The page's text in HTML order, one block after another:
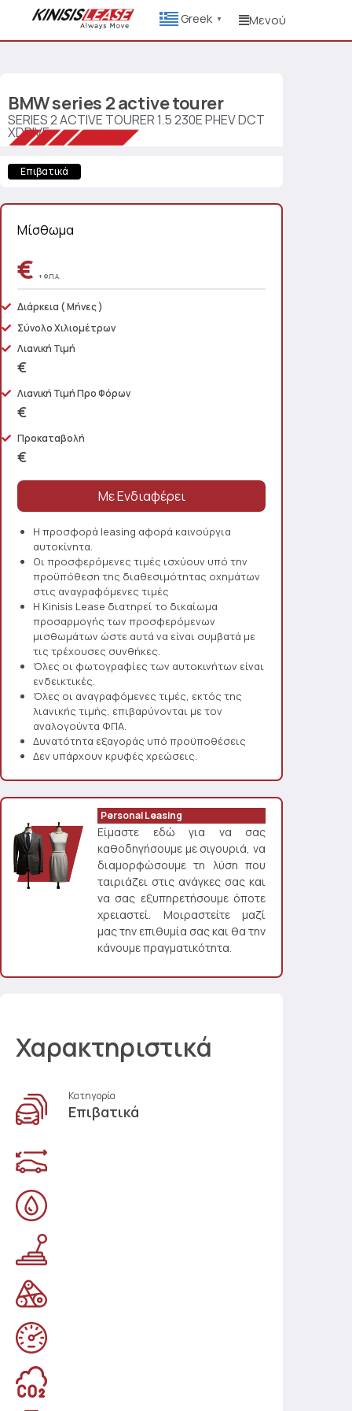
Greek ▼ Μενού
BMWseries 2 active tourer
SERIES 2 ACTIVE TOURER 1.5 230E PHEV DCT
XDRIVE
Επιβατικά
Μίσθωμα
€ + Φ.Π.Α.
Διάρκεια ( Μήνες )
Σύνολο Χιλιομέτρων
Λιανική Τιμή
€
Λιανική Τιμή Προ Φόρων
€
Προκαταβολή
€
Η προσφορά leasing αφορά καινούργια
αυτοκίνητα.
Οι προσφερόμενες τιμές ισχύουν υπό την
προϋπόθεση της διαθεσιμότητας οχημάτων
στις αναγραφόμενες τιμές
Η Kinisis Lease διατηρεί το δικαίωμα
προσαρμογής των προσφερόμενων
μισθωμάτων ώστε αυτά να είναι συμβατά με
τις τρέχουσες συνθήκες.
Όλες οι φωτογραφίες των αυτοκινήτων είναι
ενδεικτικές.
Όλες οι αναγραφόμενες τιμές, εκτός της
λιανικής τιμής, επιβαρύνονται με τον
αναλογούντα ΦΠΑ.
Δυνατότητα εξαγοράς υπό προϋποθέσεις
Δεν υπάρχουν κρυφές χρεώσεις.
Personal Leasing
Είμαστε εδώ για να σας
καθοδηγήσουμε με σιγουριά, να
διαμορφώσουμε τη λύση που
ταιριάζει στις ανάγκες σας και
να σας εξυπηρετήσουμε όποτε
χρειαστεί. Μοιραστείτε μαζί
μας την επιθυμία σας και θα την
κάνουμε πραγματικότητα.
Χαρακτηριστικά
Κατηγορία
Επιβατικά